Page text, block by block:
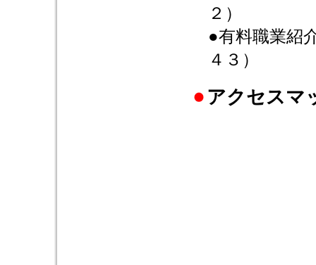
２）
●有料職業紹
４３）
アクセスマ